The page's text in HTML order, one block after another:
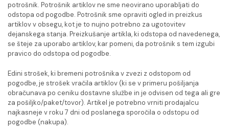
potrošnik. Potrošnik artiklov ne sme neovirano uporabljati do
odstopa od pogodbe. Potrošnik sme opraviti ogled in preizkus
artiklov v obsegu, kot je to nujno potrebno za ugotovitev
dejanskega stanja. Preizkušanje artikla, ki odstopa od navedenega,
se šteje za uporabo artiklov, kar pomeni, da potrošnik s tem izgubi
pravico do odstopa od pogodbe.
Edini strošek, ki bremeni potrošnika v zvezi z odstopom od
pogodbe, je strošek vračila artiklov (ki se v primeru pošiljanja
obračunava po ceniku dostavne službe in je odvisen od tega ali gre
za pošiljko/paket/tovor). Artikel je potrebno vrniti prodajalcu
najkasneje v roku 7 dni od poslanega sporočila o odstopu od
pogodbe (nakupa).